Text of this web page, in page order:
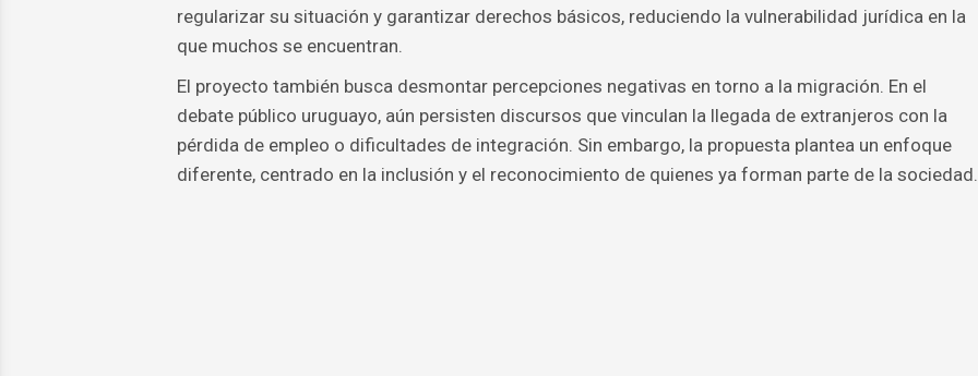
regularizar su situación y garantizar derechos básicos, reduciendo la vulnerabilidad jurídica en la
que muchos se encuentran.
El proyecto también busca desmontar percepciones negativas en torno a la migración. En el
debate público uruguayo, aún persisten discursos que vinculan la llegada de extranjeros con la
pérdida de empleo o dificultades de integración. Sin embargo, la propuesta plantea un enfoque
diferente, centrado en la inclusión y el reconocimiento de quienes ya forman parte de la sociedad.